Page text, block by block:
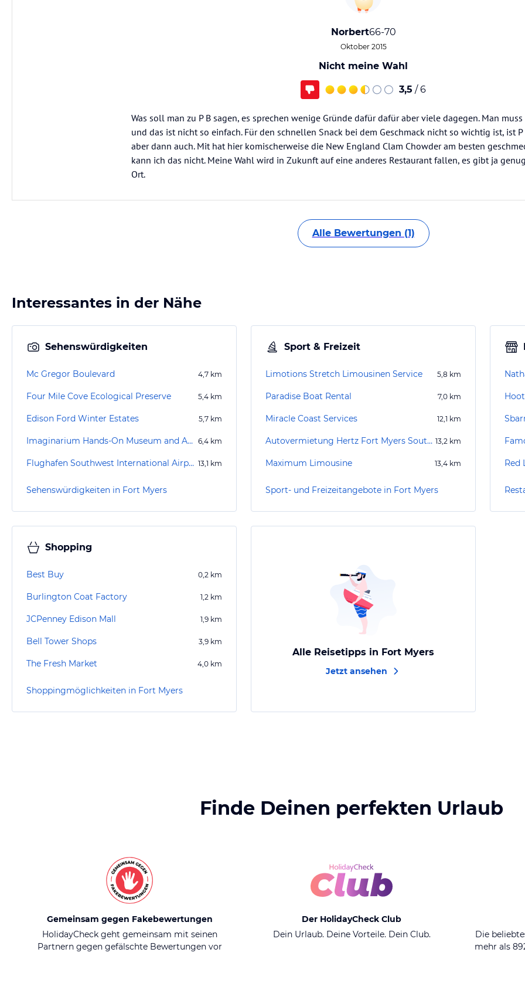
Norbert66-70
Oktober 2015
Nicht meine Wahl
3,5 / 6
Was soll man zu P B sagen, es sprechen wenige Gründe dafür dafür aber viele dagegen. Man
und das ist nicht so einfach. Für den schnellen Snack bei dem Geschmack nicht so wichtig ist, ist P
aber dann auch. Mit hat hier komischerweise die New England Clam Chowder am besten
kann ich das nicht. Meine Wahl wird in Zukunft auf eine anderes Restaurant fallen, es gibt ja
Ort.
Alle Bewertungen (1)
Interessantes in der Nähe
Sehenswürdigkeiten
Mc Gregor Boulevard 4,7 km
Four Mile Cove Ecological Preserve 5,4 km
Edison Ford Winter Estates 5,7 km
Imaginarium Hands-On Museum and Aquarium 6,4 km
Flughafen Southwest International Airport RSW 13,1 km
Sehenswürdigkeiten in Fort Myers
Sport & Freizeit
Limotions Stretch Limousinen Service 5,8 km
Paradise Boat Rental 7,0 km
Miracle Coast Services 12,1 km
Autovermietung Hertz Fort Myers Southwest International Airport 13,2 km
Maximum Limousine 13,4 km
Sport- und Freizeitangebote in Fort Myers
Red
Shopping
Best Buy 0,2 km
Burlington Coat Factory 1,2 km
JCPenney Edison Mall 1,9 km
Bell Tower Shops 3,9 km
The Fresh Market 4,0 km
Shoppingmöglichkeiten in Fort Myers
Alle Reisetipps in Fort Myers
Jetzt ansehen
Finde Deinen perfekten Urlaub
Gemeinsam gegen Fakebewertungen
HolidayCheck geht gemeinsam mit seinen
Partnern gegen gefälschte Bewertungen vor
Der HolidayCheck Club
Dein Urlaub. Deine Vorteile. Dein Club.
Die
mehr als